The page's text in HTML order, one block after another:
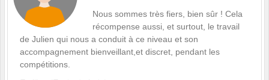
Nous sommes très fiers, bien sûr ! Cela
récompense aussi, et surtout, le travail
de Julien qui nous a conduit à ce niveau et son
accompagnement bienveillant,et discret, pendant les
compétitions.